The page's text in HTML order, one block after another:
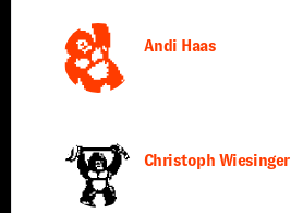
Andi Haas
Christoph Wiesinger